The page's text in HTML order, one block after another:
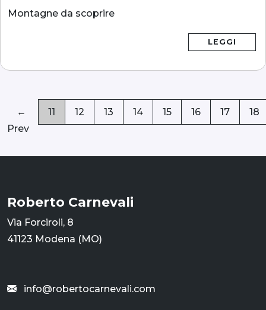
Montagne da scoprire
LEGGI
←
Prev
11 12 13 14 15 16 17 18
Roberto Carnevali
Via Forciroli, 8
41123 Modena (MO)
info@robertocarnevali.com